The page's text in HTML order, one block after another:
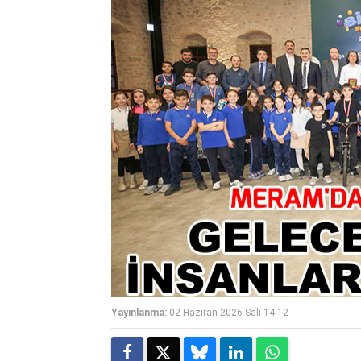
Yayınlanma: 02 Haziran 2026 Salı 14:12